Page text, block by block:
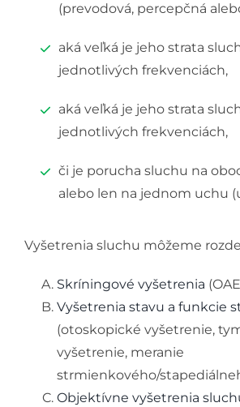
(prevodová, percepčná
aká veľká je jeho strata
jednotlivých frekvenciách,
aká veľká je jeho strata
jednotlivých frekvenciách,
či je porucha sluchu na
alebo len na jednom uchu
Vyšetrenia sluchu môžeme
Skríningové vyšetrenia
Vyšetrenia stavu a funkcie
(otoskopické vyšetrenie,
vyšetrenie, meranie
strmienkového/
Objektívne vyšetrenia